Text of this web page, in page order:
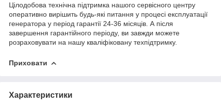
Цілодобова технічна підтримка нашого сервісного центру
оперативно вирішить будь-які питання у процесі експлуатації
генератора у період гарантії 24-36 місяців. А після
завершення гарантійного періоду, ви завжди можете
розраховувати на нашу кваліфіковану техпідтримку.
Приховати
Характеристики